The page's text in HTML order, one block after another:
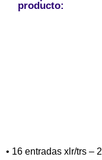
producto:
• 16 entradas xlr/trs –